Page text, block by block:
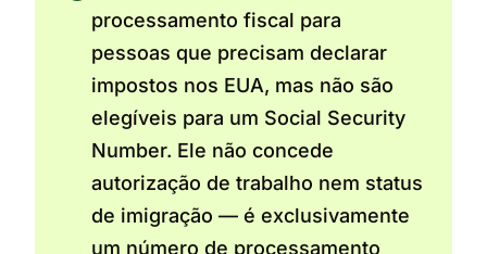
processamento fiscal para
pessoas que precisam declarar
impostos nos EUA, mas não são
elegíveis para um Social Security
Number. Ele não concede
autorização de trabalho nem status
de imigração — é exclusivamente
um número de processamento